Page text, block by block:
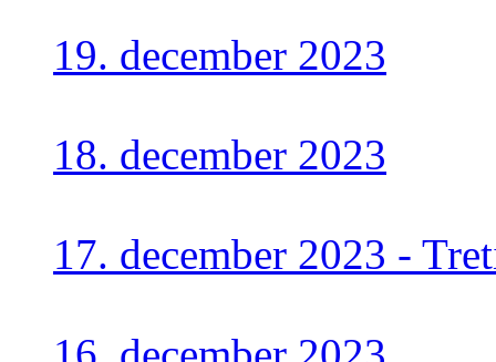
19. december 2023
18. december 2023
17. december 2023 -